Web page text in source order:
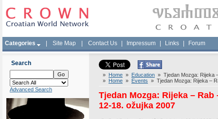
Categories Site Map Contact Us Impressum Links Forum
Search
Advanced Search
» Home » Education » Tjedan Mozga: Rijeka
» Home » Events » Tjedan Mozga: Rijeka –
Tjedan Mozga: Rijeka –
12-18. ožujka 2007